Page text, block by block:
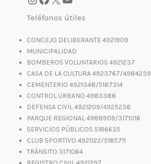
Teléfonos útiles
CONCEJO DELIBERANTE 4921909
MUNICIPALIDAD
BOMBEROS VOLUNTARIOS 4921237
CASA DE LA CULTURA 4923767/4984239
CEMENTERIO 4921348/5187314
CONTROL URBANO 4983388
DEFENSA CIVIL 4921209/4925236
PARQUE REGIONAL 4988909/3171016
SERVICIOS PÚBLICOS 5186635
CLUB SPORTIVO 4921122/5185711
TRÁNSITO 3171064